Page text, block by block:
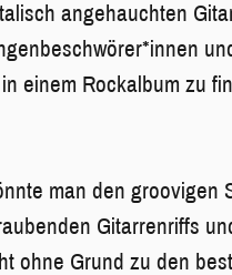
angehauchten
einem Rockalbum zu
man den groovigen
Gitarrenriffs
ohne Grund zu den